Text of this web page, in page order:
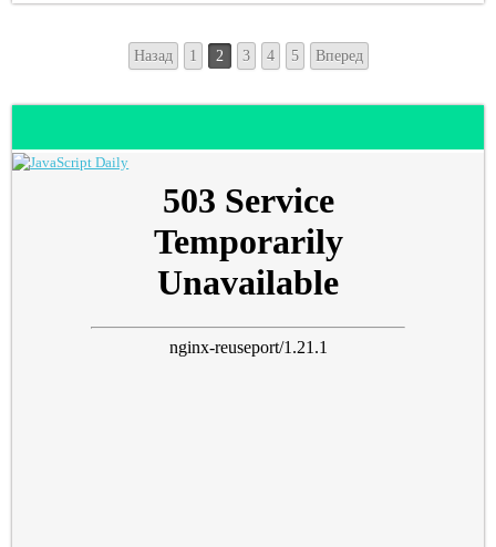
Назад 1 2 3 4 5 Вперед